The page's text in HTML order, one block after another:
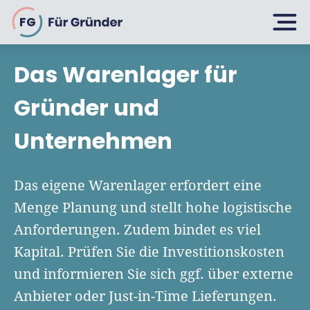
FG
Planen
Selbstständig machen
Bin ich ein Gründer?
Geschäftsmodell entwickeln
Businessplan schreiben
Businessplan-Vorlage & Muster
Firma gründen: 10 Tipps
Rechtsform wählen
UG gründen
GmbH gründen
Wachsen
6 Tipps zum Start
Finanzieren
Das Warenlager für
Gründer und
Unternehmen
Das eigene Warenlager erfordert eine
Menge Planung und stellt hohe logistische
Anforderungen. Zudem bindet es viel
Kapital. Prüfen Sie die Investitionskosten
und informieren Sie sich ggf. über externe
Anbieter oder Just-in-Time Lieferungen.